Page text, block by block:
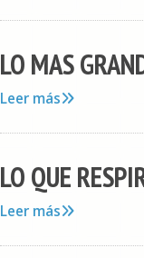
LO MAS
Leer más
LO QUE
Leer más